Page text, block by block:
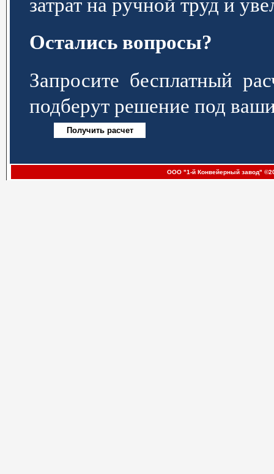
затрат на ручной труд и
Остались вопросы?
Запросите бесплатный
подберут решение под
ООО "1-й Конвейерный завод"